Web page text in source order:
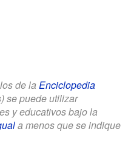
de la Enciclopedia
se puede utilizar
y educativos bajo la
a menos que se indique